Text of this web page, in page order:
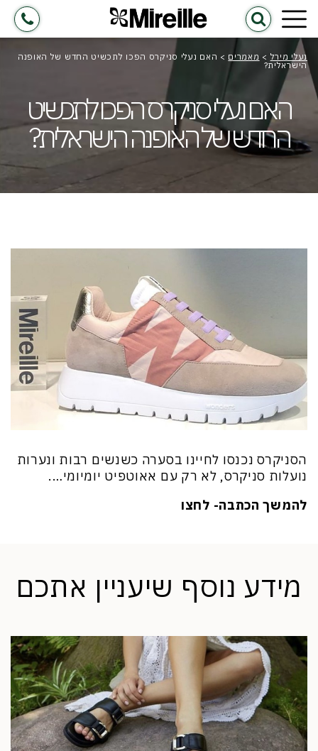
נעלי מירל > מאמרים > האם נעלי סניקרס הפכו לתכשיט החדש של האופנה
הישראלית?
האם נעלי סניקרס הפכו לתכשיט
החדש של האופנה הישראלית?
הסניקרס נכנסו לחיינו בסערה כשנשים רבות ונערות
נועלות סניקרס, לא רק עם אאוטפיט יומיומי….
להמשך הכתבה- לחצו
מידע נוסף שיעניין אתכם